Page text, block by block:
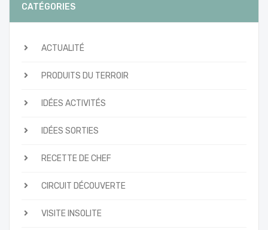
CATÉGORIES
ACTUALITÉ
PRODUITS DU TERROIR
IDÉES ACTIVITÉS
IDÉES SORTIES
RECETTE DE CHEF
CIRCUIT DÉCOUVERTE
VISITE INSOLITE